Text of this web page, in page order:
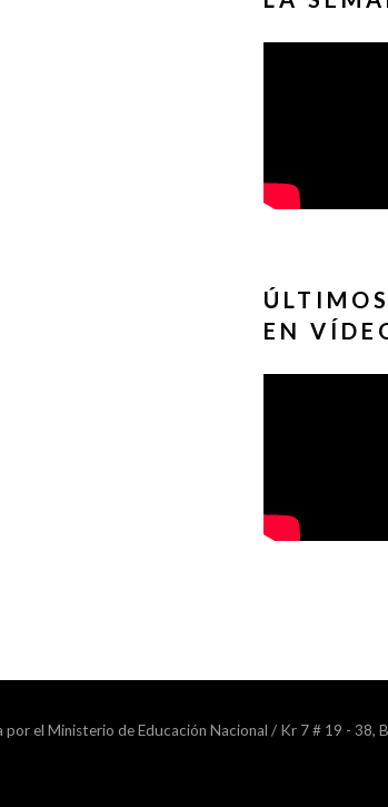
EN
el Ministerio de Educación Nacional / Kr 7 # 19 - 38,